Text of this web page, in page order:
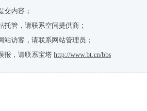
交内容；
托管，请联系空间提供商；
站访客，请联系网站管理员；
报，请联系宝塔 http://www.bt.cn/bbs